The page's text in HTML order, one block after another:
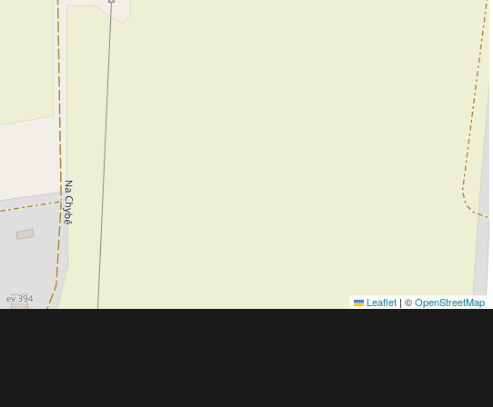
Leaflet | ©OpenStreetMap